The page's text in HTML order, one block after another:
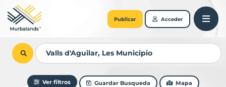
Publicar Acceder
Ver filtros Guardar Busqueda Mapa